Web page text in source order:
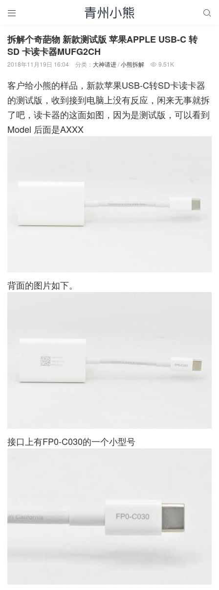
 
拆解个奇葩物 新款测试版 苹果APPLE USB-C 转
SD 卡读卡器MUFG2CH
2018年11月19日 16:04 分类： 大神请进/小熊拆解  9.51K
客户给小熊的样品，新款苹果USB-C转SD卡读卡器
的测试版，收到接到电脑上没有反应，闲来无事就拆
了吧，读卡器的这面如图，因为是测试版，可以看到
Model 后面是AXXX
背面的图片如下。
接口上有FP0-C030的一个小型号